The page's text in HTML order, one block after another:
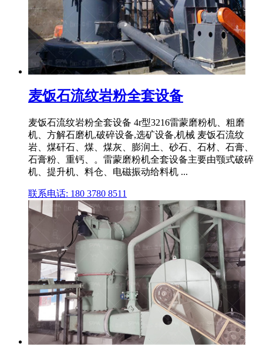
麦饭石流纹岩粉全套设备
麦饭石流纹岩粉全套设备 4r型3216雷蒙磨粉机、粗磨
机、方解石磨机,破碎设备,选矿设备,机械 麦饭石流纹
岩、煤矸石、煤、煤灰、膨润土、砂石、石材、石膏、
石膏粉、重钙、。雷蒙磨粉机全套设备主要由颚式破碎
机、提升机、料仓、电磁振动给料机 ...
联系电话: 180 3780 8511